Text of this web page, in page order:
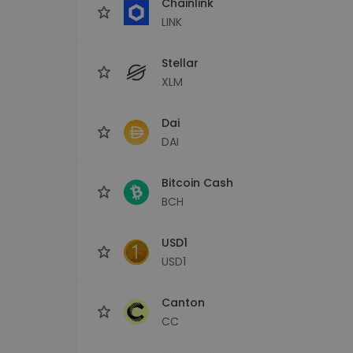
LINK
Stellar
XLM
Dai
DAI
Bitcoin Cash
BCH
USD1
USD1
Canton
CC